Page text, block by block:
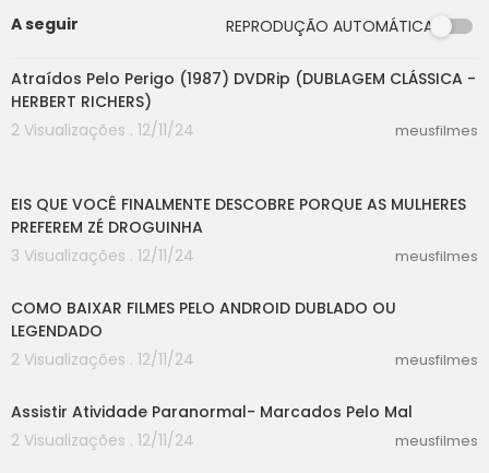
A seguir REPRODUÇÃO AUTOMÁTICA
41:41
Atraídos Pelo Perigo (1987) DVDRip (DUBLAGEM CLÁSSICA -
HERBERT RICHERS)
2 Visualizações . 12/11/24
meusfilmes
EIS QUE VOCÊ FINALMENTE DESCOBRE PORQUE AS MULHERES
PREFEREM ZÉ DROGUINHA
3 Visualizações . 12/11/24
meusfilmes
COMO BAIXAR FILMES PELO ANDROID DUBLADO OU
LEGENDADO
2 Visualizações . 12/11/24
meusfilmes
Assistir Atividade Paranormal- Marcados Pelo Mal
2 Visualizações . 12/11/24
meusfilmes